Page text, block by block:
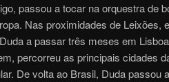
passou a tocar na orquestra de
Nas proximidades de Leixões,
a passar três meses em
percorreu as principais cidades
De volta ao Brasil, Duda passou